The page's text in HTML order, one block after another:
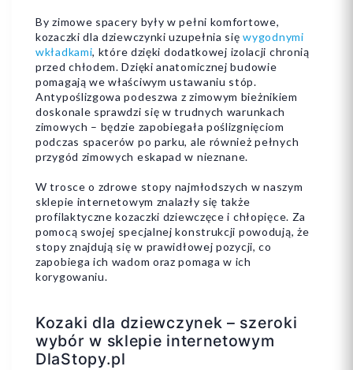
By zimowe spacery były w pełni komfortowe,
kozaczki dla dziewczynki uzupełnia sięwygodnymi
wkładkami, które dzięki dodatkowej izolacji chronią
przed chłodem. Dzięki anatomicznej budowie
pomagają we właściwym ustawaniu stóp.
Antypoślizgowa podeszwa z zimowym bieżnikiem
doskonale sprawdzi się w trudnych warunkach
zimowych – będzie zapobiegała poślizgnięciom
podczas spacerów po parku, ale również pełnych
przygód zimowych eskapad w nieznane.
W trosce o zdrowe stopy najmłodszych w naszym
sklepie internetowym znalazły się także
profilaktyczne kozaczki dziewczęce i chłopięce. Za
pomocą swojej specjalnej konstrukcji powodują, że
stopy znajdują się w prawidłowej pozycji, co
zapobiega ich wadom oraz pomaga w ich
korygowaniu.
Kozaki dla dziewczynek – szeroki
wybór w sklepie internetowym
DlaStopy.pl